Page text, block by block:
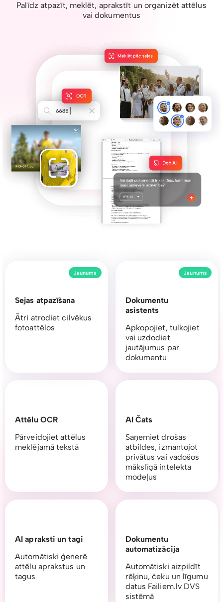
Palīdz atpazīt, meklēt, aprakstīt un organizēt attēlus
vai dokumentus
Dokumentu
asistents
Apkopojiet, tulkojiet
vai uzdodiet
jautājumus par
dokumentu
Jaunums
Attēlu OCR
Pārveidojiet attēlus
meklējamā tekstā
AI Čats
Saņemiet drošas
atbildes, izmantojot
privātus vai vadošos
mākslīgā intelekta
modeļus
AI apraksti un tagi
Automātiski ģenerē
attēlu aprakstus un
tagus
Dokumentu
automatizācija
Automātiski aizpildīt
rēķinu, čeku un līgumu
datus Failiem.lv DVS
sistēmā
Sejas atpazīšana
Ātri atrodiet cilvēkus
fotoattēlos
Jaunums